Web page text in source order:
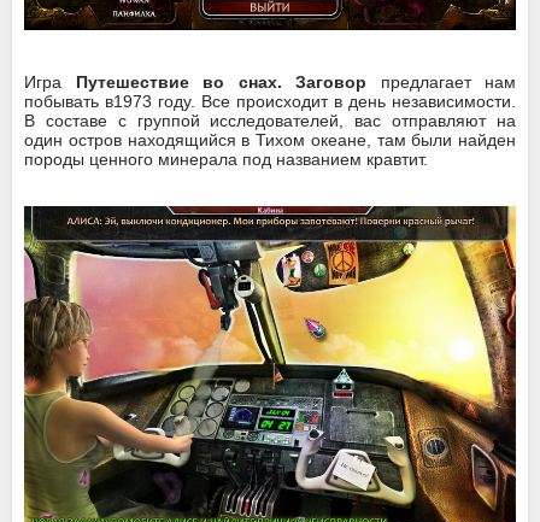
Игра Путешествие во снах. Заговор предлагает нам
побывать в1973 году. Все происходит в день независимости.
В составе с группой исследователей, вас отправляют на
один остров находящийся в Тихом океане, там были найден
породы ценного минерала под названием кравтит.